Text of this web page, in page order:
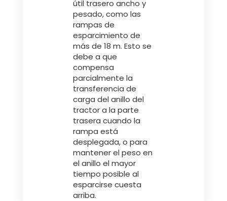
útil trasero ancho y
pesado, como las
rampas de
esparcimiento de
más de 18 m. Esto se
debe a que
compensa
parcialmente la
transferencia de
carga del anillo del
tractor a la parte
trasera cuando la
rampa está
desplegada, o para
mantener el peso en
el anillo el mayor
tiempo posible al
esparcirse cuesta
arriba.